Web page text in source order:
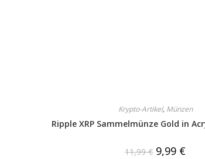
Krypto-Artikel, Münzen
Ripple XRP Sammelmünze Gold in
11,99€ 9,99 €